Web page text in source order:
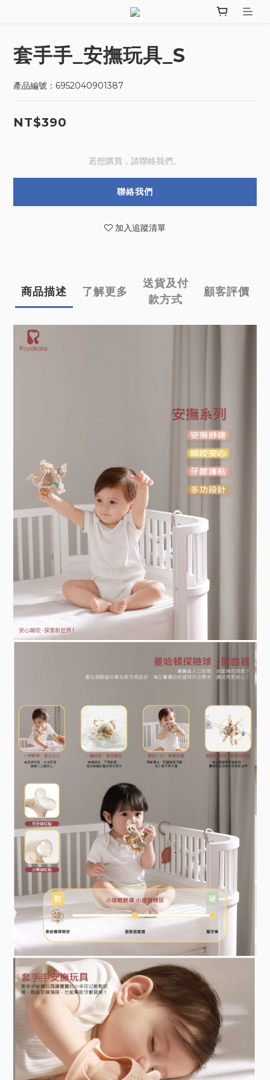
套手手_安撫玩具_S
產品編號：6952040901387
NT$390
若想購買，請聯絡我們。
聯絡我們
加入追蹤清單
商品描述 了解更多
送貨及付
款方式
顧客評價